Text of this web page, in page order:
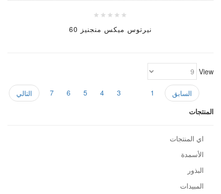
نيرتوس ميكس منجنيز 60
View
السابق 1
3
4
5
6
7
التالي
المنتجات
اي المنتجات
الأسمدة
البذور
المبيدات